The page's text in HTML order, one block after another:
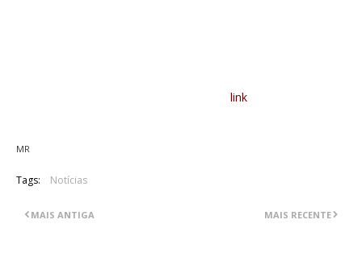
link
MR
Tags: Notícias
MAIS RECENTE
MAIS ANTIGA